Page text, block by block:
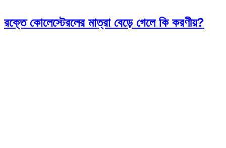
রক্তে কোলেস্টেরলের মাত্রা বেড়ে গেলে কি করণীয়?